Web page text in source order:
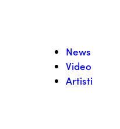
News
Video
Artisti